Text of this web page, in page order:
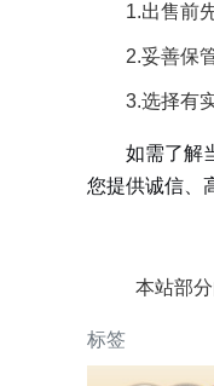
1.出售前
2.妥善保
3.选择有
如需了解
您提供诚信、
本站部
标签